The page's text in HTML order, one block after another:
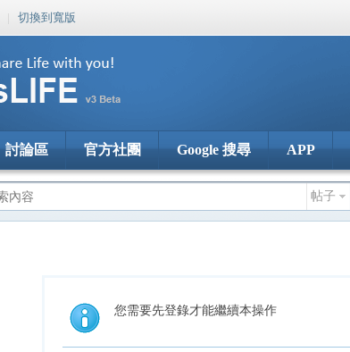
| 切換到寬版
討論區 官方社團 Google 搜尋 APP
帖子
您需要先登錄才能繼續本操作